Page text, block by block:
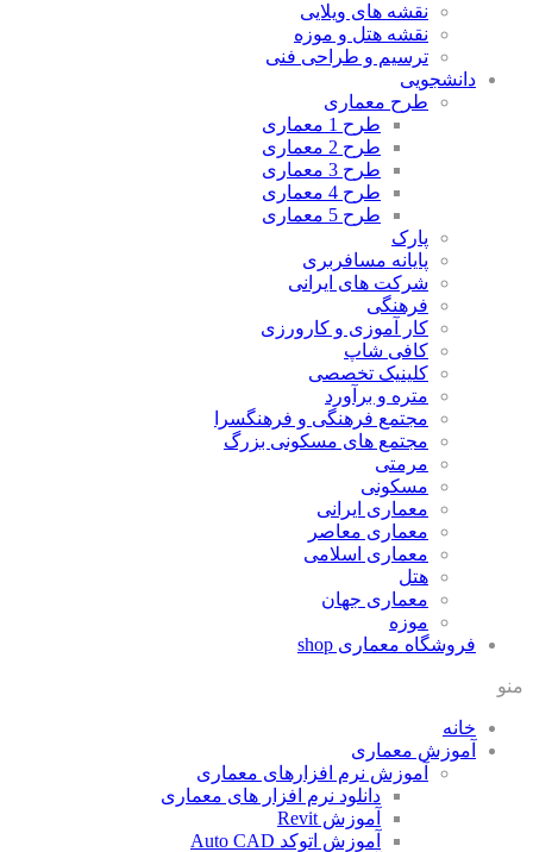
نقشه های ویلایی
نقشه هتل و موزه
ترسیم و طراحی فنی
دانشجویی
طرح معماری
طرح 1 معماری
طرح 2 معماری
طرح 3 معماری
طرح 4 معماری
طرح 5 معماری
پارک
پایانه مسافربری
شرکت های ایرانی
فرهنگی
کار آموزی و کارورزی
کافی شاپ
کلینیک تخصصی
متره و برآورد
مجتمع فرهنگی و فرهنگسرا
مجتمع های مسکونی بزرگ
مرمتی
مسکونی
معماری ایرانی
معماری معاصر
معماری اسلامی
هتل
معماری جهان
موزه
فروشگاه معماری shop
منو
خانه
آموزش معماری
آموزش نرم افزارهای معماری
دانلود نرم افزار های معماری
آموزش Revit
آموزش اتوکد Auto CAD